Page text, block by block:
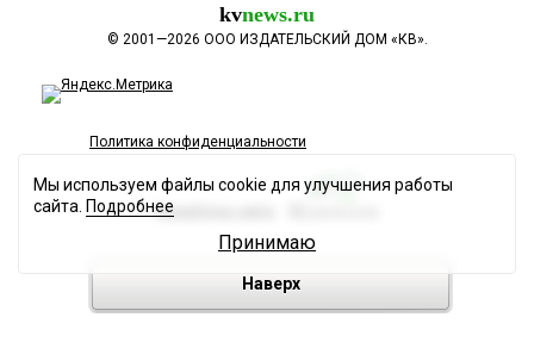
kvnews.ru
© 2001—2026 ООО ИЗДАТЕЛЬСКИЙ ДОМ «КВ».
Политика конфиденциальности
Разработка сайта
Наверх
Мы используем файлы cookie для улучшения работы
сайта. Подробнее
Принимаю